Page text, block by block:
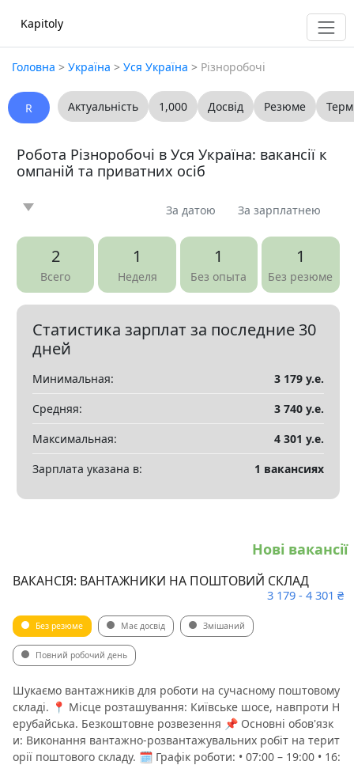
Kapitoly
Головна > Україна > Уся Україна > Різноробочі
R Актуальність 1,000 Досвід Резюме
Робота Різноробочі в Уся Україна: вакансії к
омпаній та приватних осіб
Новина 0 Стаття 0 Пропоную 0 Шукаю 0
Запитання Вакансія Резюме
Показать все разделы▼
За датою За зарплатнею
2
Всего
1
Неделя
1
Без опыта
1
Без резюме
Статистика зарплат за последние 30
дней
Минимальная:
3 179 у.е.
Средняя:
3 740 у.е.
Максимальная:
4 301 у.е.
Зарплата указана в:
1 вакансиях
Нові вакансії
ВАКАНСІЯ: ВАНТАЖНИКИ НА ПОШТОВИЙ СКЛАД
3 179 - 4 301 ₴
Без резюме Має досвід Змішаний
Повний робочий день
Шукаємо вантажників для роботи на сучасному поштовому
складі. 📍 Місце розташування: Київське шосе, навпроти Н
ерубайська. Безкоштовне розвезення 📌 Основні обов'язк
и: Виконання вантажно-розвантажувальних робіт на терит
орії поштового складу. 🗓 Графік роботи: • 07:00 – 19:00 • 16: